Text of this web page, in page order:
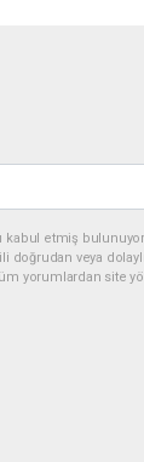
kabul etmiş
doğrudan veya
yorumlardan site